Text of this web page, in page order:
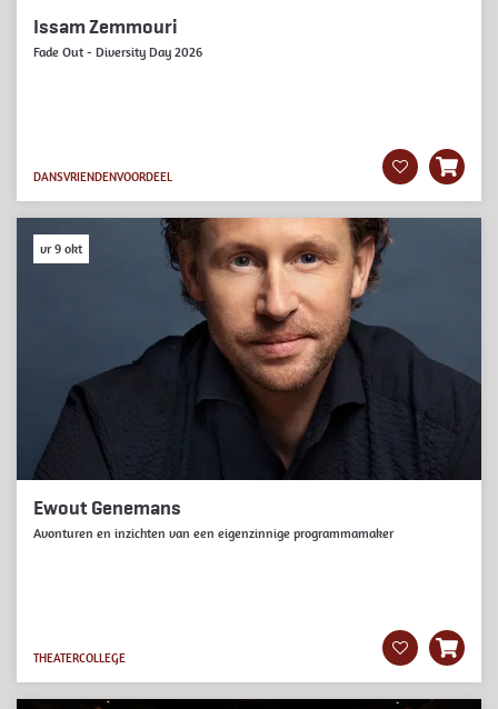
Issam Zemmouri
Fade Out - Diversity Day 2026
DANSVRIENDENVOORDEEL
Ewout Genemans
Avonturen en inzichten van een eigenzinnige programmamaker
vr 9 okt
THEATERCOLLEGE